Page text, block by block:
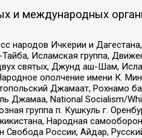
международных
Ичкерии и
Исламская группа,
святых, Джунд аш-Шам,
ополчение имени К.
Джамаат, Рохнамо ба
National Socialism/
группа п. Кушкуль г.
Народная
России, Айдар,